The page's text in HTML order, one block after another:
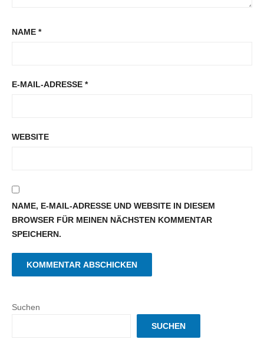
NAME *
E-MAIL-ADRESSE *
WEBSITE
NAME, E-MAIL-ADRESSE UND WEBSITE IN DIESEM
BROWSER FÜR MEINEN NÄCHSTEN KOMMENTAR
SPEICHERN.
Suchen
SUCHEN